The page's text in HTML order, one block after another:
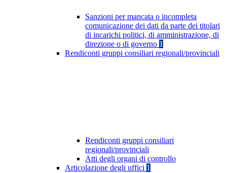
Sanzioni per mancata o incompleta
comunicazione dei dati da parte dei titolari
di incarichi politici, di amministrazione, di
direzione o di governo 1
Rendiconti gruppi consiliari regionali/provinciali
Rendiconti gruppi consiliari
regionali/provinciali
Atti degli organi di controllo
Articolazione degli uffici 1